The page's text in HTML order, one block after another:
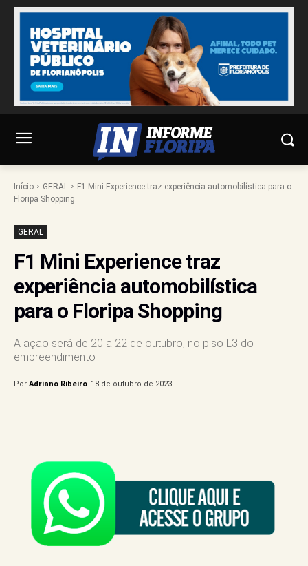
Início GERAL
F1 Mini Experience traz experiência automobilística para o
Floripa Shopping
GERAL
F1 Mini Experience traz
experiência automobilística
para o Floripa Shopping
A ação será de 20 a 22 de outubro, no piso L3 do
empreendimento
Por Adriano Ribeiro 18 de outubro de 2023